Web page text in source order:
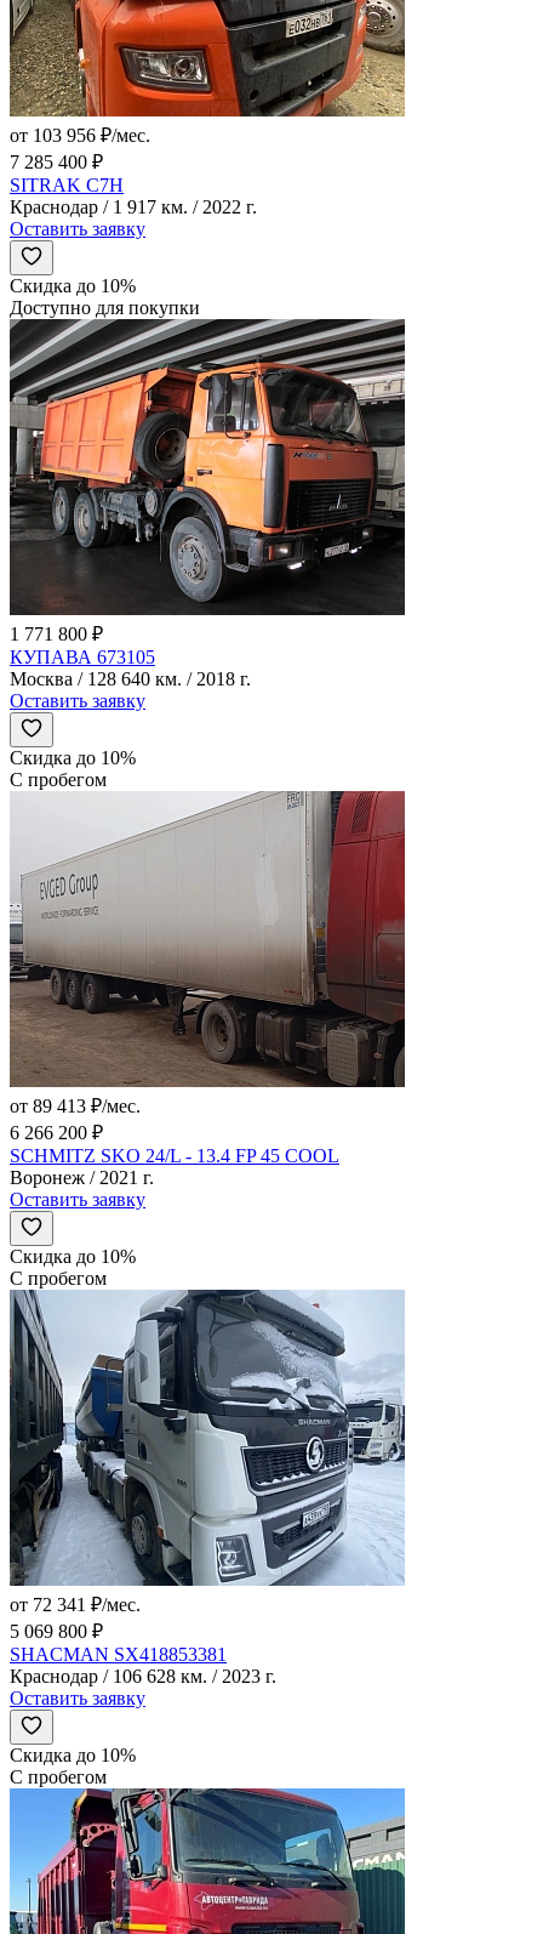
от 103 956 ₽/мес.
7 285 400 ₽
SITRAK C7H
Краснодар / 1 917 км. / 2022 г.
Оставить заявку
Скидка до 10%
Доступно для покупки
1 771 800 ₽
КУПАВА 673105
Москва / 128 640 км. / 2018 г.
Оставить заявку
Скидка до 10%
С пробегом
от 89 413 ₽/мес.
6 266 200 ₽
SCHMITZ SKO 24/L - 13.4 FP 45 COOL
Воронеж / 2021 г.
Оставить заявку
Скидка до 10%
С пробегом
от 72 341 ₽/мес.
5 069 800 ₽
SHACMAN SX418853381
Краснодар / 106 628 км. / 2023 г.
Оставить заявку
Скидка до 10%
С пробегом